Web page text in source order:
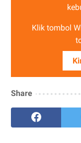
Klik tombol
Share